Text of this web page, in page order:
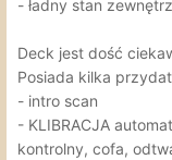
- ładny stan
Deck jest dość
Posiada kilka
- intro scan
- KLIBRACJA
kontrolny, cofa,